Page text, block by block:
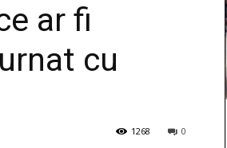
ar fi
cu
0
1268